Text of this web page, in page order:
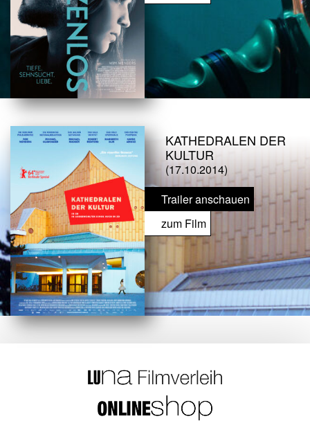
KATHEDRALEN DER
KULTUR
(17.10.2014)
Trailer anschauen
zum Film